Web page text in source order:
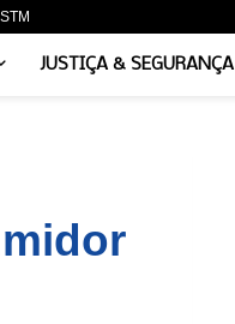
STM
JUSTIÇA & SEGURANÇA